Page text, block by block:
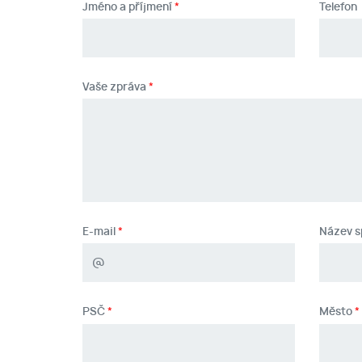
Jméno a příjmení Telefon
Vaše zpráva
E-mail Název
PSČ Město